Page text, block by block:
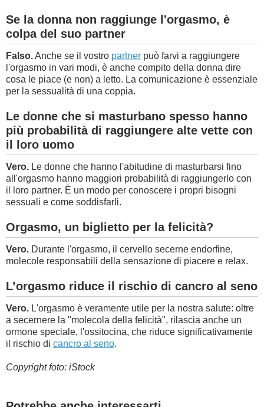
Se la donna non raggiunge l'orgasmo, è
colpa del suo partner
Falso.Anche se il vostro partner può farvi a raggiungere
l'orgasmo in vari modi, è anche compito della donna dire
cosa le piace (e non) a letto. La comunicazione è essenziale
per la sessualità di una coppia.
Le donne che si masturbano spesso hanno
più probabilità di raggiungere alte vette con
il loro uomo
Vero. Le donne che hanno l'abitudine di masturbarsi fino
all'orgasmo hanno maggiori probabilità di raggiungerlo con
il loro partner. È un modo per conoscere i propri bisogni
sessuali e come soddisfarli.
Orgasmo, un biglietto per la felicità?
Vero. Durante l'orgasmo, il cervello secerne endorfine,
molecole responsabili della sensazione di piacere e relax.
L’orgasmo riduce il rischio di cancro al seno
Vero. L'orgasmo è veramente utile per la nostra salute: oltre
a secernere la "molecola della felicità", rilascia anche un
ormone speciale, l'ossitocina, che riduce significativamente
il rischio di cancro al seno.
Copyright foto: iStock